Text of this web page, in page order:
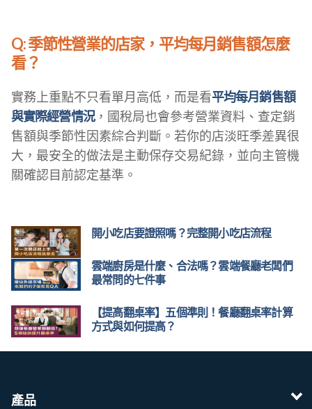
Q: 季節性營業的店家，平均每月銷售額怎麼
看？
實務上重點不只看單月高低，而是看平均每月銷售額
與實際經營情況，國稅局也會參考營業資料、查定銷
售額與季節性因素綜合判斷。若你的店淡旺季差異很
大，最安全的做法是主動保存交易紀錄，並向主管機
關確認目前認定基準。
開小吃店要證照嗎？完整開小吃店流程
雲端廚房是什麼、合法嗎？雲端餐廳老闆們
最常問的七件事
【提高翻桌率】五個準則！餐廳翻桌率計算
方式與如何提高？
產品